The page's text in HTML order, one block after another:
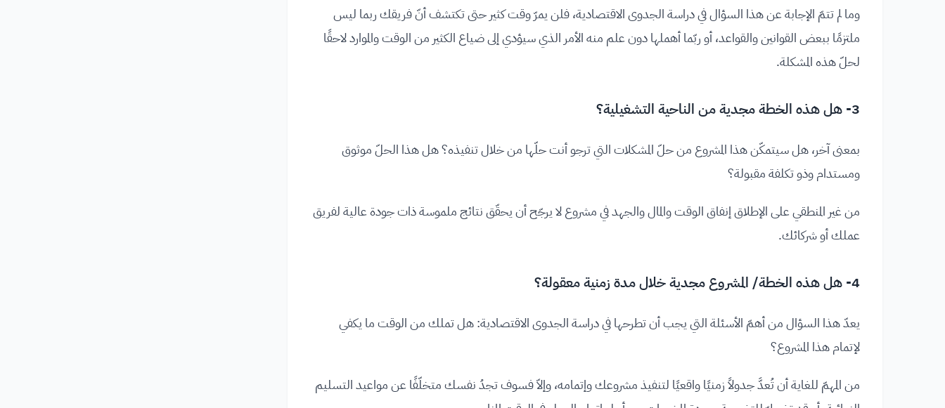
وما لم تتمّ الإجابة عن هذا السؤال في دراسة الجدوى الاقتصادية، فلن يمرّ وقت كثير حتى تكتشف أنّ فريقك ربما ليس
ملتزمًا ببعض القوانين والقواعد، أو ربّما أهملها دون علم منه الأمر الذي سيؤدي إلى ضياع الكثير من الوقت والموارد لاحقًا
لحلّ هذه المشكلة.
3- هل هذه الخطة مجدية من الناحية التشغيلية؟
بمعنى آخر، هل سيتمكّن هذا المشروع من حلّ المشكلات التي ترجو أنت حلّها من خلال تنفيذه؟ هل هذا الحلّ موثوق
ومستدام وذو تكلفة مقبولة؟
من غير المنطقي على الإطلاق إنفاق الوقت والمال والجهد في مشروع لا يرجّح أن يحقّق نتائج ملموسة ذات جودة عالية لفريق
عملك أو شركائك.
4- هل هذه الخطة/ المشروع مجدية خلال مدة زمنية معقولة؟
يعدّ هذا السؤال من أهمّ الأسئلة التي يجب أن تطرحها في دراسة الجدوى الاقتصادية: هل تملك من الوقت ما يكفي
لإتمام هذا المشروع؟
من المهمّ للغاية أن تُعدَّ جدولاً زمنيًا واقعيًا لتنفيذ مشروعك وإتمامه، وإلاّ فسوف تجدُ نفسك متخلّفًا عن مواعيد التسليم